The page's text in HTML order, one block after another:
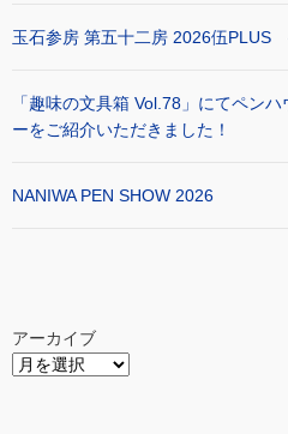
玉石参房 第五十二房 2026伍
「趣味の文具箱 Vol.78」にてペン
ーをご紹介いただきました！
NANIWA PEN SHOW 2026
アーカイブ